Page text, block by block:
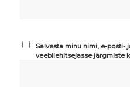
Salvesta minu nimi, e-posti-
veebilehitsejasse järgmiste